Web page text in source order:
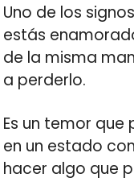
Uno de los
estás
de la misma
a perderlo.
Es un temor
en un estado
hacer algo que